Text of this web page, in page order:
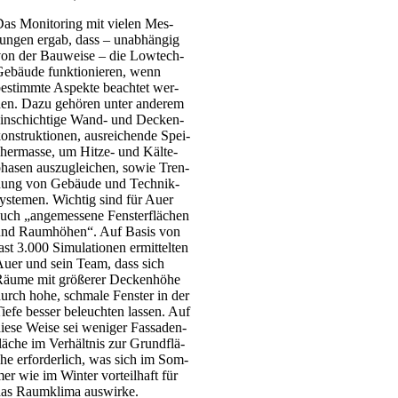
Moni­to­ring mit vie­len Mes­
ergab, dass – unab­hän­gig
der Bau­wei­se – die Low­­tech-
funk­tio­nie­ren, wenn
Aspek­te beach­tet wer­
Dazu gehö­ren unter ande­rem
Wand- und Decken­
aus­rei­chen­de Spei­
um Hit­­ze- und Käl­te­
aus­zu­glei­chen, sowie Tren­
von Gebäu­de und Tech­nik­
Wich­tig sind für Auer
„ange­mes­se­ne Fens­ter­flä­chen
Raum­hö­hen“. Auf Basis von
3.000 Simu­la­tio­nen ermit­tel­ten
und sein Team, dass sich
mit grö­ße­rer Decken­hö­he
hohe, schma­le Fens­ter in der
bes­ser beleuch­ten las­sen. Auf
Wei­se sei weni­ger Fas­sa­den­
im Ver­hält­nis zur Grund­flä­
erfor­der­lich, was sich im Som­
wie im Win­ter vor­teil­haft für
Raum­kli­ma aus­wir­ke.